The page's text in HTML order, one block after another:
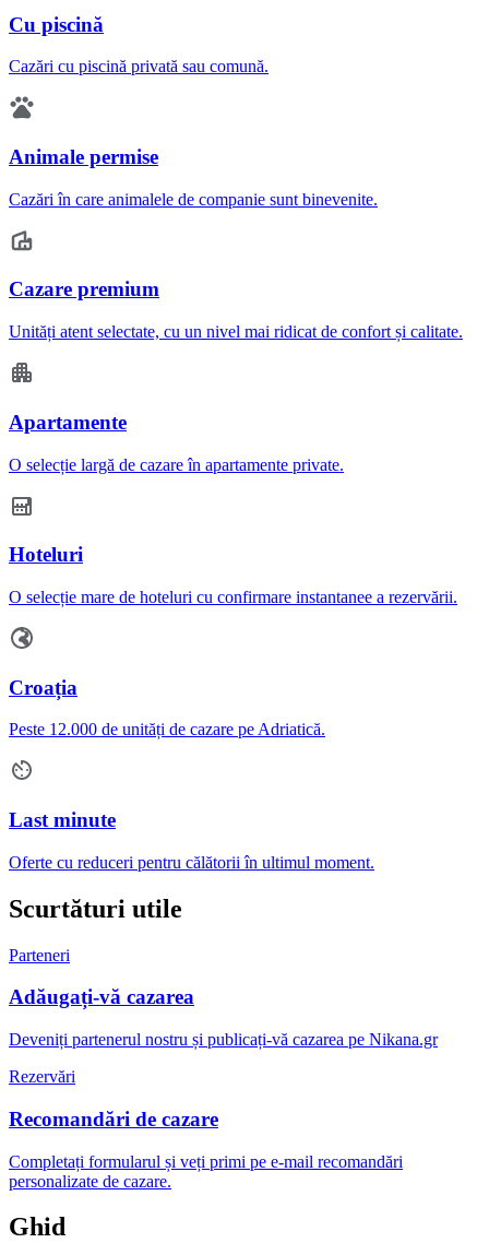
Cu piscină
Cazări cu piscină privată sau comună.
Animale permise
Cazări în care animalele de companie sunt binevenite.
Cazare premium
Unități atent selectate, cu un nivel mai ridicat de confort și calitate.
Apartamente
O selecție largă de cazare în apartamente private.
Hoteluri
O selecție mare de hoteluri cu confirmare instantanee a rezervării.
Croația
Peste 12.000 de unități de cazare pe Adriatică.
Last minute
Oferte cu reduceri pentru călătorii în ultimul moment.
Scurtături utile
Parteneri
Adăugați-vă cazarea
Deveniți partenerul nostru și publicați-vă cazarea pe Nikana.gr
Rezervări
Recomandări de cazare
Completați formularul și veți primi pe e-mail recomandări
personalizate de cazare.
Ghid